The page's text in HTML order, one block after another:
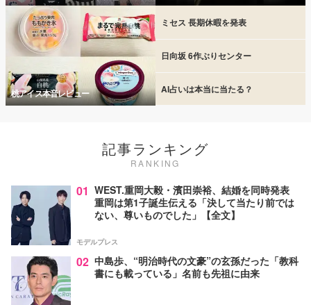
桃アイス本音レビュー
ミセス 長期休暇を発表
日向坂 6作ぶりセンター
AI占いは本当に当たる？
記事ランキング
RANKING
01 WEST.重岡大毅・濱田崇裕、結婚を同時発表
重岡は第1子誕生伝える「決して当たり前では
ない、尊いものでした」【全文】
モデルプレス
02 中島歩、“明治時代の文豪”の玄孫だった「教科
書にも載っている」名前も先祖に由来